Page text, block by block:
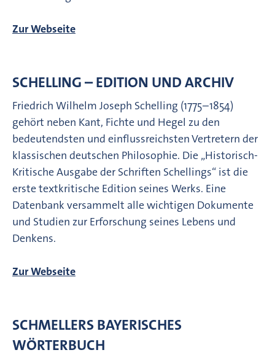
Zur Webseite
SCHELLING – EDITION UND ARCHIV
Friedrich Wilhelm Joseph Schelling (1775–1854)
gehört neben Kant, Fichte und Hegel zu den
bedeutendsten und einflussreichsten Vertretern der
klassischen deutschen Philosophie. Die „Historisch-
Kritische Ausgabe der Schriften Schellings“ ist die
erste textkritische Edition seines Werks. Eine
Datenbank versammelt alle wichtigen Dokumente
und Studien zur Erforschung seines Lebens und
Denkens.
Zur Webseite
SCHMELLERS BAYERISCHES
WÖRTERBUCH